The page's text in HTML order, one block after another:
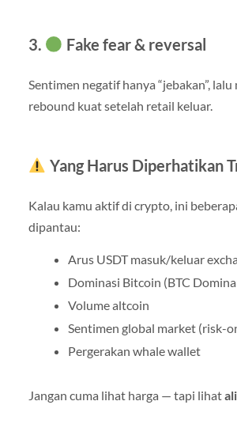
3. Fake fear & reversal
Sentimen negatif hanya “jebakan”,
rebound kuat setelah retail keluar.
Yang Harus Diperhatikan
Kalau kamu aktif di crypto, ini
dipantau:
Arus USDT masuk/keluar
Dominasi Bitcoin (BTC
Volume altcoin
Sentimen global market (risk-
Pergerakan whale wallet
Jangan cuma lihat harga — tapi lihat